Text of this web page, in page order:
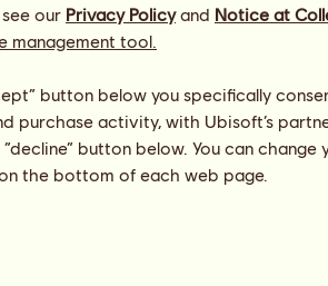
our Privacy Policyand Notice at
management tool.
button below you specifically
purchase activity, with Ubisoft’s
button below. You can
the bottom of each web page.